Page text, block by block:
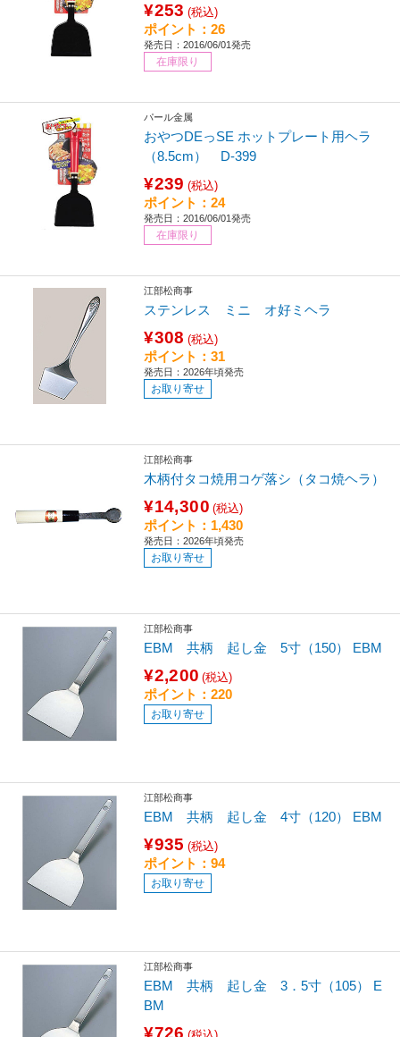
¥253 (税込)
ポイント：26
発売日：2016/06/01発売
在庫限り
パール金属
おやつDEっSE ホットプレート用ヘラ
（8.5cm） D-399
¥239 (税込)
ポイント：24
発売日：2016/06/01発売
在庫限り
江部松商事
ステンレス ミニ オ好ミヘラ
¥308 (税込)
ポイント：31
発売日：2026年頃発売
お取り寄せ
江部松商事
木柄付タコ焼用コゲ落シ（タコ焼ヘラ）
¥14,300 (税込)
ポイント：1,430
発売日：2026年頃発売
お取り寄せ
江部松商事
EBM 共柄 起し金 5寸（150） EBM
¥2,200 (税込)
ポイント：220
お取り寄せ
江部松商事
EBM 共柄 起し金 4寸（120） EBM
¥935 (税込)
ポイント：94
お取り寄せ
江部松商事
EBM 共柄 起し金 3．5寸（105） E
BM
¥726